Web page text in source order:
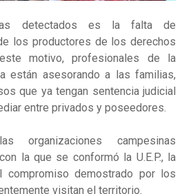
detectados es la falta de
los productores de los derechos
motivo, profesionales de la
están asesorando a las familias,
que ya tengan sentencia judicial
entre privados y poseedores.
organizaciones campesinas
la que se conformó la U.E.P., la
compromiso demostrado por los
visitan el territorio.